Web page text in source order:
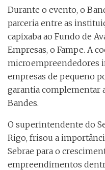
Durante o evento, o
parceria entre as
capixaba ao Fundo de
Empresas, o Fampe. A
microempreendedores
empresas de pequeno
garantia complementar
Bandes.
O superintendente do
Rigo, frisou a
Sebrae para o
empreendimentos